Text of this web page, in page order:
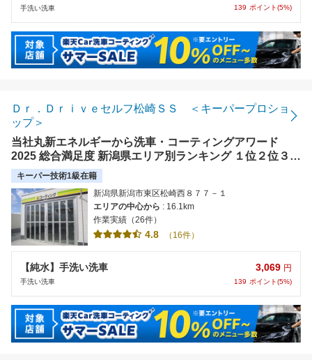
手洗い洗車 139 ポイント(5%)
Ｄｒ．Ｄｒｉｖｅセルフ松崎ＳＳ ＜キーパープロショ
ップ＞
当社丸新エネルギーから洗車・コーティングアワード
2025 総合満足度 新潟県エリア別ランキング １位２位３位
の受賞店を輩出することが出来ました！2024キーパー技
術コンテスト 新潟県チャンピオンも当社から輩出！
キーパー技術1級在籍
新潟県新潟市東区松崎西８７７－１
エリアの中心から : 16.1km
作業実績（26件）
4.8 （16件）
【純水】手洗い洗車
手洗い洗車
3,069 円
139 ポイント(5%)